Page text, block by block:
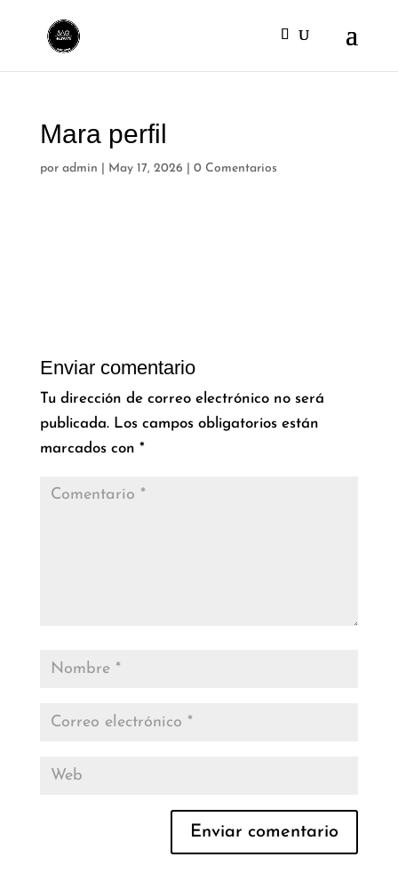
Mara perfil
por admin May 17, 2026 0 Comentarios
Enviar comentario
Tu dirección de correo electrónico no será
publicada. Los campos obligatorios están
marcados con *